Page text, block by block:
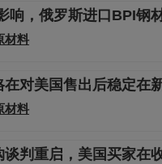
响，俄罗斯进口BPI钢
材料
在对美国售出后稳定在
材料
谈判重启，美国买家在